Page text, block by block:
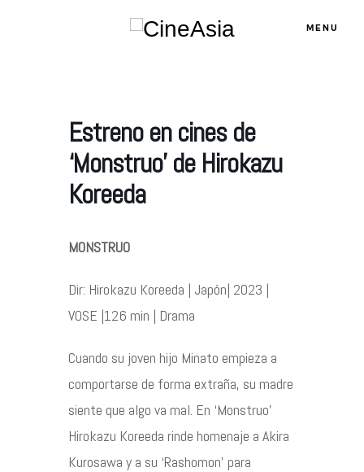
MENU
Estreno en cines de
‘Monstruo’ de Hirokazu
Koreeda
MONSTRUO
Dir: Hirokazu Koreeda | Japón| 2023 |
VOSE |126 min | Drama
Cuando su joven hijo Minato empieza a
comportarse de forma extraña, su madre
siente que algo va mal. En ‘Monstruo’
Hirokazu Koreeda rinde homenaje a Akira
Kurosawa y a su ‘Rashomon’ para
Contacto